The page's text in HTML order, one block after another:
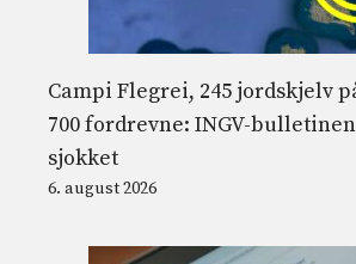
Campi Flegrei, 245 jordskjelv
700 fordrevne: INGV-
sjokket
6. august 2026